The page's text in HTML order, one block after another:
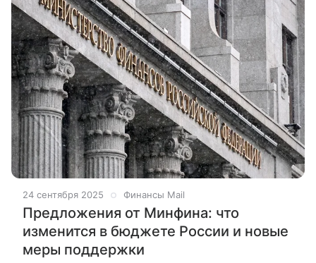
24 сентября 2025 Финансы Mail
Предложения от Минфина: что
изменится в бюджете России и новые
меры поддержки